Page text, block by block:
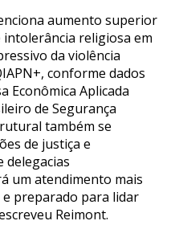
aumento superior
religiosa em
da violência
conforme dados
Econômica Aplicada
de Segurança
também se
de justiça e
delegacias
um atendimento mais
preparado para lidar
Reimont.